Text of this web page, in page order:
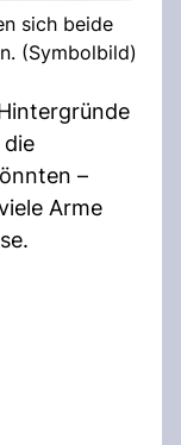
sich beide
(Symbolbild)
die
–
Arme